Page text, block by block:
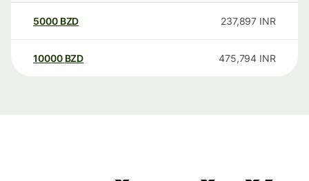
5000 BZD 237,897 INR
10000 BZD 475,794 INR